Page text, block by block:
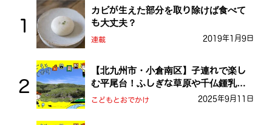
カビが生えた部分を取り除けば食べて
も大丈夫？
連載 2019年1月9日
【北九州市・小倉南区】子連れで楽し
む平尾台！ふしぎな草原や千仏鍾乳洞
を探検しよう！
こどもとおでかけ 2025年9月11日